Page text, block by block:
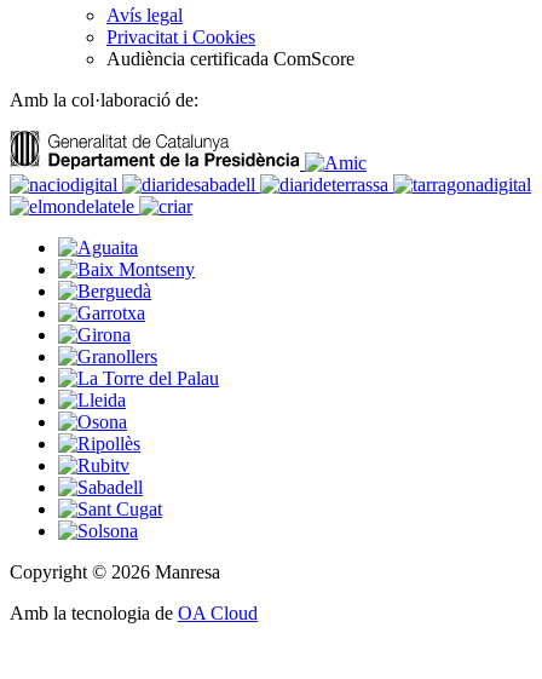
Avís legal
Privacitat i Cookies
Audiència certificada ComScore
Amb la col·laboració de:
Copyright © 2026 Manresa
Amb la tecnologia de OA Cloud